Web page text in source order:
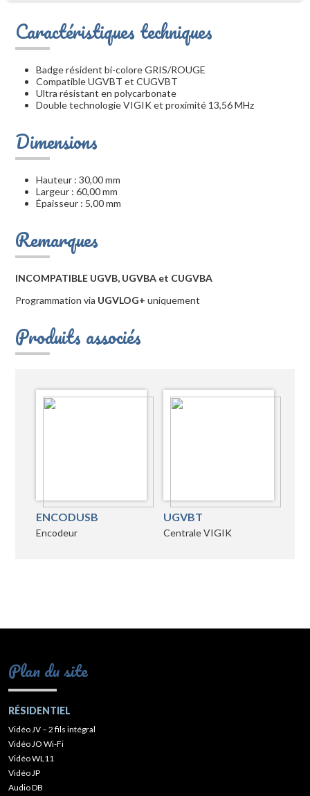
Caractéristiques techniques
Badge résident bi-colore GRIS/ROUGE
Compatible UGVBT et CUGVBT
Ultra résistant en polycarbonate
Double technologie VIGIK et proximité 13,56 MHz
Dimensions
Hauteur : 30,00 mm
Largeur : 60,00 mm
Épaisseur : 5,00 mm
Remarques
INCOMPATIBLE UGVB, UGVBA et CUGVBA
Programmation via UGVLOG+ uniquement
Produits associés
ENCODUSB
Encodeur
UGVBT
Centrale VIGIK
Plan du site
RÉSIDENTIEL
Vidéo JV – 2 fils intégral
Vidéo JO Wi-Fi
Vidéo WL11
Vidéo JP
Audio DB